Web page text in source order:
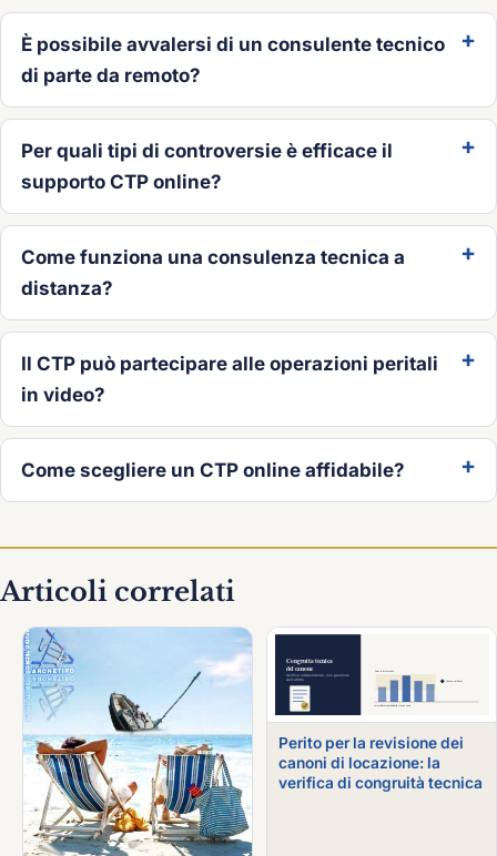
È possibile avvalersi di un consulente tecnico
di parte da remoto?
Per quali tipi di controversie è efficace il
supporto CTP online?
Come funziona una consulenza tecnica a
distanza?
Il CTP può partecipare alle operazioni peritali
in video?
Come scegliere un CTP online affidabile?
Articoli correlati
Perito per la revisione dei
canoni di locazione: la
verifica di congruità tecnica